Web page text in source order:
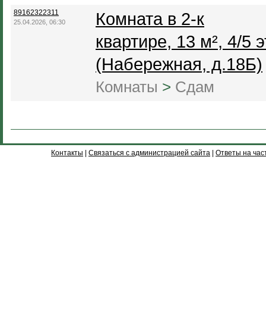
89162322311
25.04.2026, 06:30
Комната в 2-к
квартире, 13 м², 4/5
(Набережная, д.18Б)
Комнаты > Сдам
Контакты Связаться с администрацией сайта Ответы на